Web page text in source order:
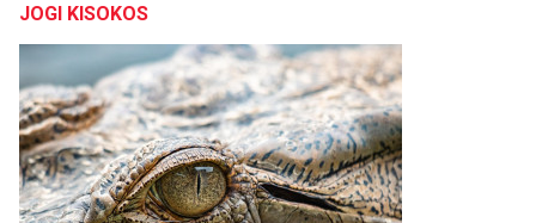
JOGI KISOKOS